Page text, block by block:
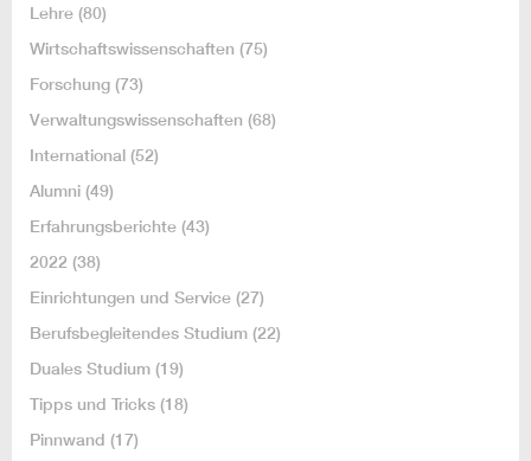
Lehre (80)
Wirtschaftswissenschaften (75)
Forschung (73)
Verwaltungswissenschaften (68)
International (52)
Alumni (49)
Erfahrungsberichte (43)
2022 (38)
Einrichtungen und Service (27)
Berufsbegleitendes Studium (22)
Duales Studium (19)
Tipps und Tricks (18)
Pinnwand (17)